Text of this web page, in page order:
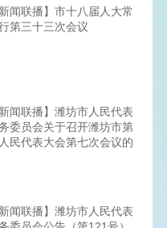
新闻联播】市十八届人大常
第三十三次会议
新闻联播】潍坊市人民代表
委员会关于召开潍坊市第
民代表大会第七次会议的
新闻联播】潍坊市人民代表